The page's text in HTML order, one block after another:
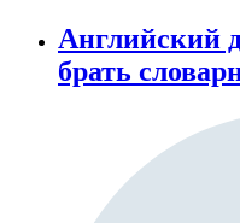
Английский
брать